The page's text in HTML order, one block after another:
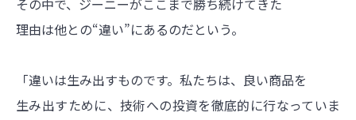
その中で、ジーニーがここまで勝ち続けてきた
理由は他との“違い”にあるのだという。
「違いは生み出すものです。私たちは、良い商品を
生み出すために、技術への投資を徹底的に行なっていま